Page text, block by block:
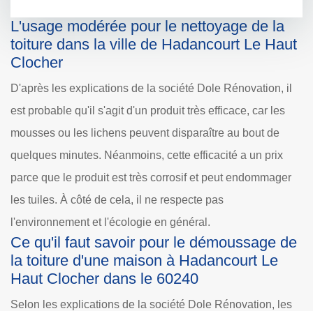
L'usage modérée pour le nettoyage de la
toiture dans la ville de Hadancourt Le Haut
Clocher
D'après les explications de la société Dole Rénovation, il
est probable qu'il s'agit d'un produit très efficace, car les
mousses ou les lichens peuvent disparaître au bout de
quelques minutes. Néanmoins, cette efficacité a un prix
parce que le produit est très corrosif et peut endommager
les tuiles. À côté de cela, il ne respecte pas
l'environnement et l'écologie en général.
Ce qu'il faut savoir pour le démoussage de
la toiture d'une maison à Hadancourt Le
Haut Clocher dans le 60240
Selon les explications de la société Dole Rénovation, les